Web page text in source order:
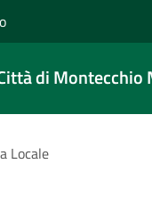
di Montecchio
Locale